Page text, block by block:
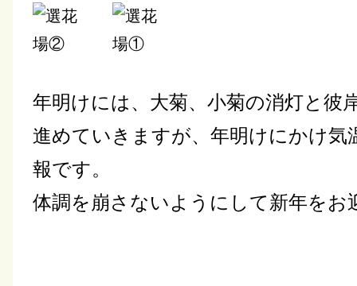
年明けには、大菊、小菊の消灯と彼
進めていきますが、 年明けにかけ気
報です。
体調を崩さないようにして新年をお